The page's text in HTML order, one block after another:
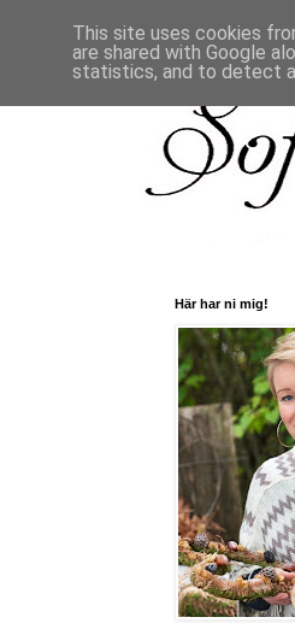
Här har ni mig!
This site uses cookies
are shared with Google
statistics, and to detect